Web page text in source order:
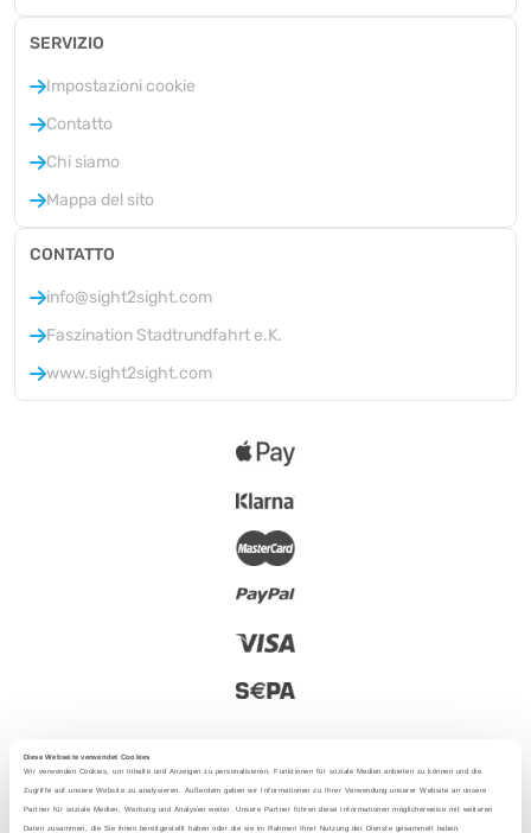
Diese Webseite verwendet Cookies
Wir verwenden Cookies, um Inhalte und Anzeigen zu personalisieren, Funktionen für soziale Medien anbieten zu können und die
Zugriffe auf unsere Website zu analysieren. Außerdem geben wir Informationen zu Ihrer Verwendung unserer Website an unsere
Partner für soziale Medien, Werbung und Analysen weiter. Unsere Partner führen diese Informationen möglicherweise mit weiteren
Daten zusammen, die Sie ihnen bereitgestellt haben oder die sie im Rahmen Ihrer Nutzung der Dienste gesammelt haben.
SERVIZIO
Impostazioni cookie
Contatto
Chi siamo
Mappa del sito
CONTATTO
info@sight2sight.com
Faszination Stadtrundfahrt e.K.
www.sight2sight.com
2025 - Con amore da Berlino